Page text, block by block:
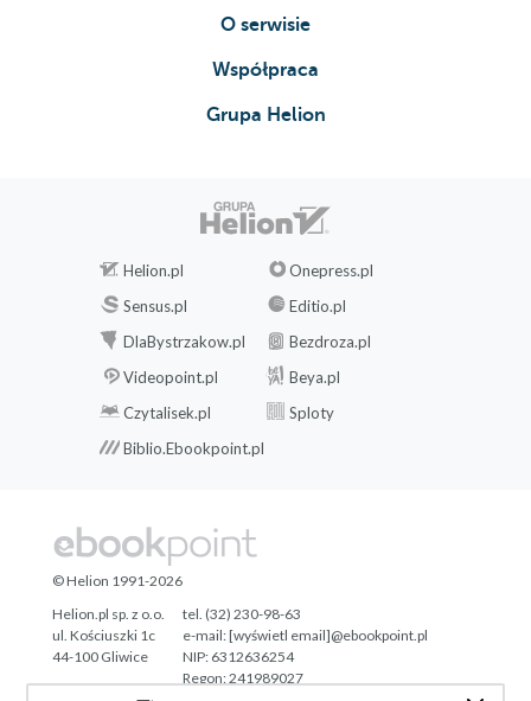
O serwisie
Współpraca
Grupa Helion
Helion.pl
Onepress.pl
Sensus.pl
Editio.pl
DlaBystrzakow.pl
Bezdroza.pl
Videopoint.pl
Beya.pl
Czytalisek.pl
Sploty
Biblio.Ebookpoint.pl
© Helion 1991-2026
Helion.pl sp. z o.o.
ul. Kościuszki 1c
44-100 Gliwice
tel. (32) 230-98-63
e-mail:[wyświetl email]@ebookpoint.pl
NIP: 6312636254
Regon: 241989027